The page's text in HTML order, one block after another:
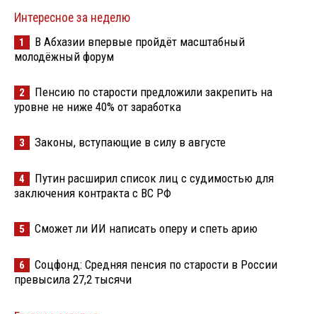
Интересное за неделю
1
В Абхазии впервые пройдёт масштабный
молодёжный форум
2
Пенсию по старости предложили закрепить на
уровне не ниже 40% от заработка
3 Законы, вступающие в силу в августе
4
Путин расширил список лиц с судимостью для
заключения контракта с ВС РФ
5 Сможет ли ИИ написать оперу и спеть арию
6
Соцфонд: Средняя пенсия по старости в России
превысила 27,2 тысячи